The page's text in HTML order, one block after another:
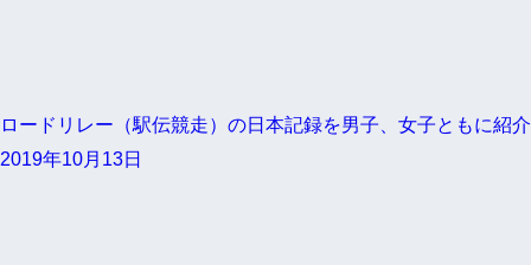
ロードリレー（駅伝競走）の日本記録を男子、女子ともに紹介
2019年10月13日